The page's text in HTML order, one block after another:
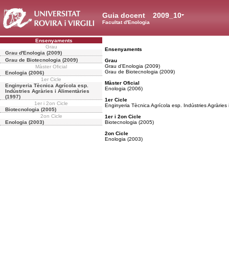
2009_10
Guia docent
Facultat d'Enologia
Ensenyaments
Grau
Grau d'Enologia (2009)
Grau de Biotecnologia (2009)
Màster Oficial
Enologia (2006)
1er Cicle
Enginyeria Tècnica Agrícola esp.
Indústries Agràries i Alimentàries
(1997)
1er i 2on Cicle
Biotecnologia (2005)
2on Cicle
Enologia (2003)
Ensenyaments
Grau
Grau d'Enologia (2009)
Grau de Biotecnologia (2009)
Màster Oficial
Enologia (2006)
1er Cicle
Enginyeria Tècnica Agrícola esp. Indústries Agràries
1er i 2on Cicle
Biotecnologia (2005)
2on Cicle
Enologia (2003)